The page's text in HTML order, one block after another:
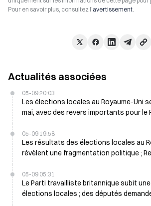
Pour en savoir plus, consultez l’avertissement.
Actualités associées
05-09 20:03
Les élections locales au Royaume-Uni
mai, avec des revers importants pour
05-09 19:58
Les résultats des élections locales au
révèlent une fragmentation politique ;
05-09 05:31
Le Parti travailliste britannique subit
élections locales ; des députés